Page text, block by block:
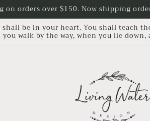
on orders over $150. Now shipping
shall be in your heart. You shall
walk by the way, when you lie